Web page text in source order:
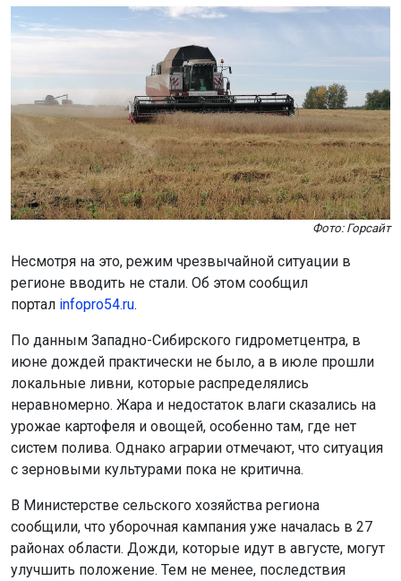
Фото: Горсайт
Несмотря на это, режим чрезвычайной ситуации в
регионе вводить не стали. Об этом сообщил
портал infopro54.ru.
По данным Западно-Сибирского гидрометцентра, в
июне дождей практически не было, а в июле прошли
локальные ливни, которые распределялись
неравномерно. Жара и недостаток влаги сказались на
урожае картофеля и овощей, особенно там, где нет
систем полива. Однако аграрии отмечают, что ситуация
с зерновыми культурами пока не критична.
В Министерстве сельского хозяйства региона
сообщили, что уборочная кампания уже началась в 27
районах области. Дожди, которые идут в августе, могут
улучшить положение. Тем не менее, последствия